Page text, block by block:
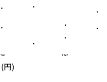
FY24
円)